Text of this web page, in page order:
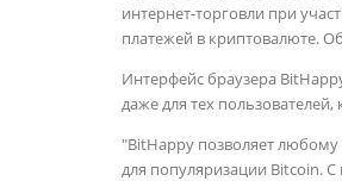
интернет-торговли при
платежей в криптовалюте.
Интерфейс браузера
даже для тех
"BitHappy позволяет
для популяризации Bitcoin.